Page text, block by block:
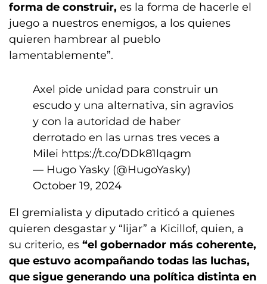
forma de construir, es la forma de hacerle el
juego a nuestros enemigos, a los quienes
quieren hambrear al pueblo
lamentablemente”.
Axel pide unidad para construir un
escudo y una alternativa, sin agravios
y con la autoridad de haber
derrotado en las urnas tres veces a
Milei https://t.co/DDk81lqagm
— Hugo Yasky (@HugoYasky)
October 19, 2024
El gremialista y diputado criticó a quienes
quieren desgastar y “lijar” a Kicillof, quien, a
su criterio, es “el gobernador más coherente,
que estuvo acompañando todas las luchas,
que sigue generando una política distinta en